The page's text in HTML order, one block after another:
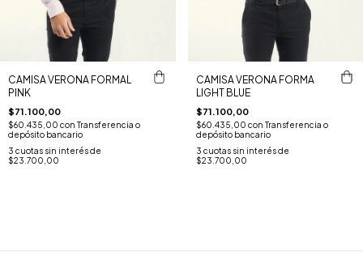
CAMISA VERONA FORMAL
PINK
$71.100,00
$60.435,00 con Transferencia o
depósito bancario
3 cuotas sin interés de
$23.700,00
CAMISA VERONA FORMA
LIGHT BLUE
$71.100,00
$60.435,00 con Transferencia o
depósito bancario
3 cuotas sin interés de
$23.700,00